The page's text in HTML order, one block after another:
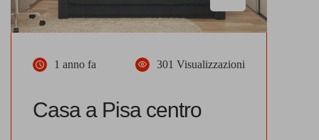
1 anno fa 301 Visualizzazioni
Casa a Pisa centro